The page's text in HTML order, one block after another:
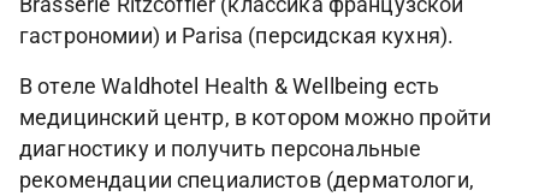
Brasserie Ritzcoffier (классика французской
гастрономии) и Parisa (персидская кухня).
В отеле Waldhotel Health & Wellbeing есть
медицинский центр, в котором можно пройти
диагностику и получить персональные
рекомендации специалистов (дерматологи,